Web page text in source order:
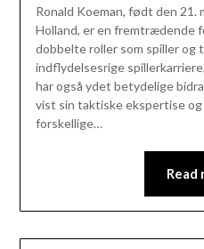
Ronald Koeman, født den 21.
Holland, er en fremtrædende
dobbelte roller som spiller og
indflydelsesrige
har også ydet betydelige
vist sin taktiske ekspertise
forskellige…
Read